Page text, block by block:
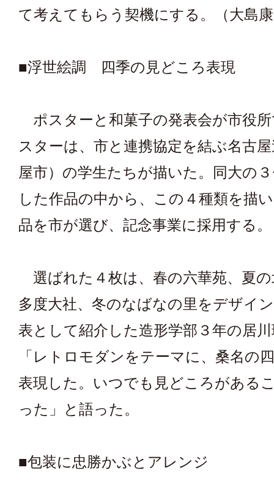
て考えてもらう契機にする。（大島
■浮世絵調 四季の見どころ表現
ポスターと和菓子の発表会が市役
スターは、市と連携協定を結ぶ名古
屋市）の学生たちが描いた。同大の
した作品の中から、この４種類を描
品を市が選び、記念事業に採用する。
選ばれた４枚は、春の六華苑、夏
多度大社、冬のなばなの里をデザイ
表として紹介した造形学部３年の居
「レトロモダンをテーマに、桑名の
表現した。いつでも見どころがある
った」と語った。
■包装に忠勝かぶとアレンジ